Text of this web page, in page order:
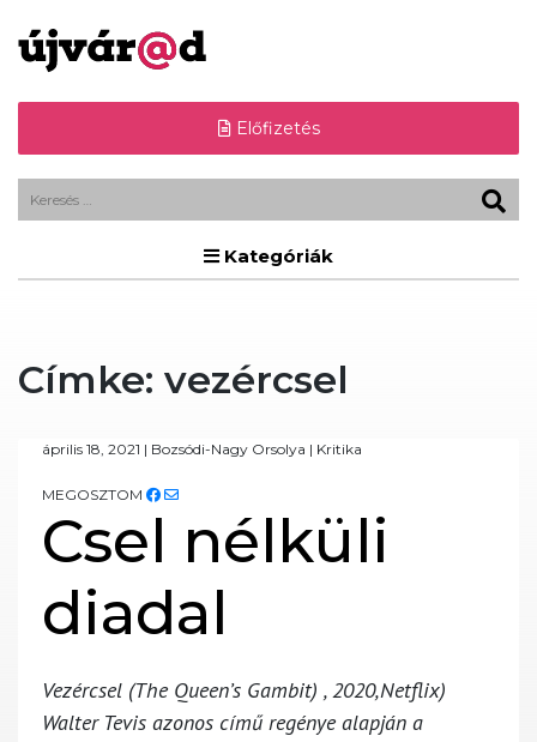
Előfizetés
Kategóriák
Címke: vezércsel
április 18, 2021 | Bozsódi-Nagy Orsolya | Kritika
MEGOSZTOM
Csel nélküli
diadal
Vezércsel (The Queen’s Gambit) , 2020,Netflix)
Walter Tevis azonos című regénye alapján a